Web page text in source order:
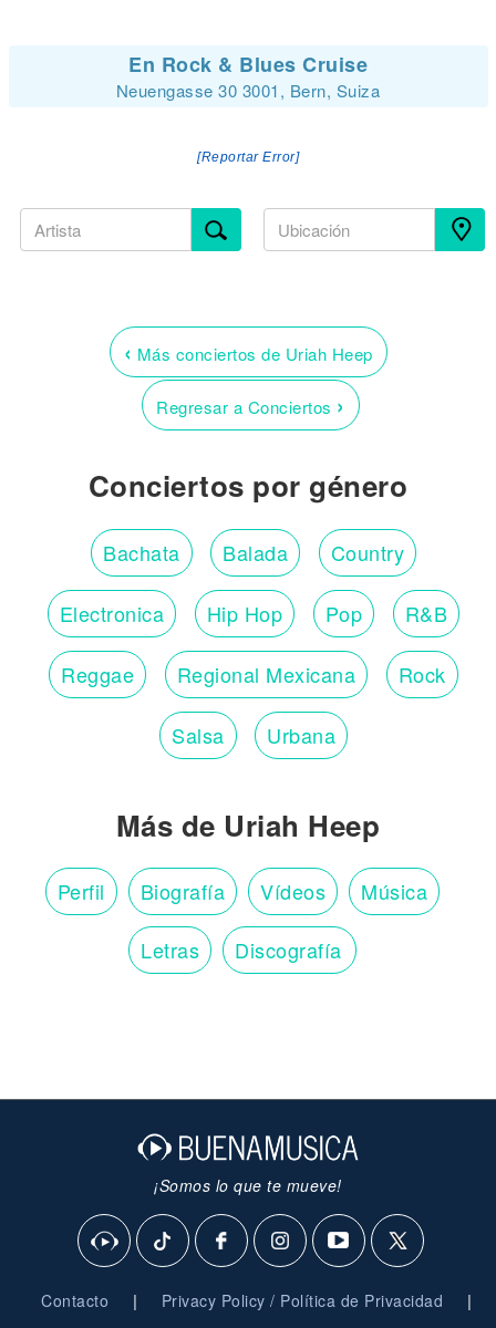
En Rock & Blues Cruise
Neuengasse 30 3001, Bern, Suiza
[Reportar Error]
‹ Más conciertos de Uriah Heep
Regresar a Conciertos ›
Conciertos por género
Bachata Balada Country
Electronica Hip Hop Pop R&B
Reggae Regional Mexicana Rock
Salsa Urbana
Más de Uriah Heep
Perfil Biografía Vídeos Música
Letras Discografía
¡Somos lo que te mueve!
Contacto | Privacy Policy / Política de Privacidad |